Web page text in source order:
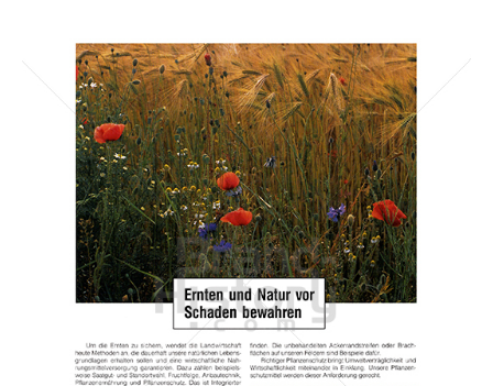
Einst und Heute
Marken
Konzerne
Epoche